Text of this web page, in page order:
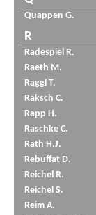
Quappen G.
R
Radespiel R.
Raeth M.
Raggl T.
Raksch C.
Rapp H.
Raschke C.
Rath H.J.
Rebuffat D.
Reichel R.
Reichel S.
Reim A.